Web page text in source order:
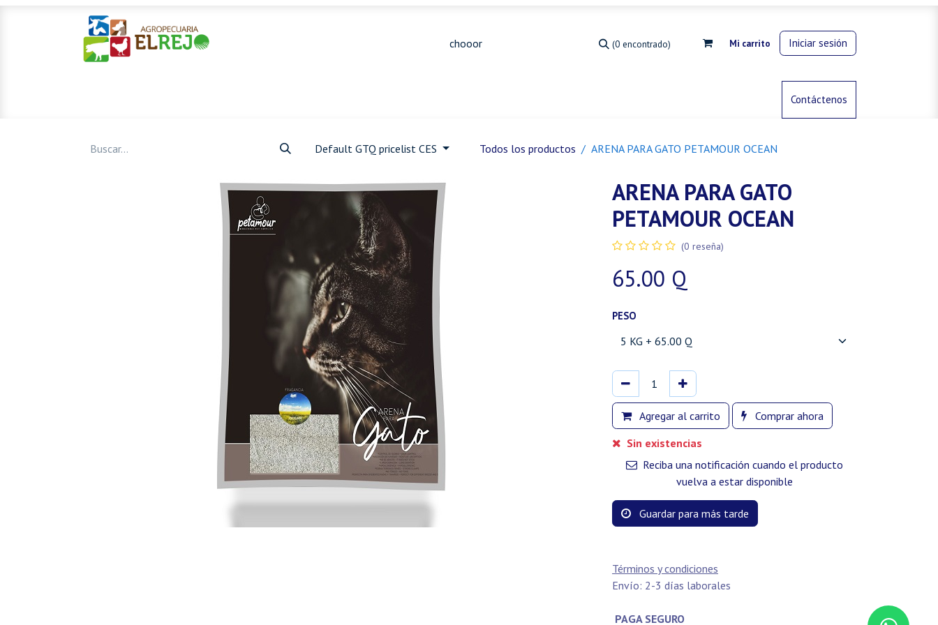
(0 encontrado) Mi carrito Iniciar sesión
Control de animalesContáctenos
Default GTQ pricelist CES Todos los productos ARENA PARA GATO PETAMOUR OCEAN
ARENA PARA GATO
PETAMOUR OCEAN
(0 reseña)
65.00 Q
PESO
Agregar al carrito
Comprar ahora
Sin existencias
Reciba una notificación cuando el producto
vuelva a estar disponible
Guardar para más tarde
Términos y condiciones
Envío: 2-3 días laborales
PAGA SEGURO